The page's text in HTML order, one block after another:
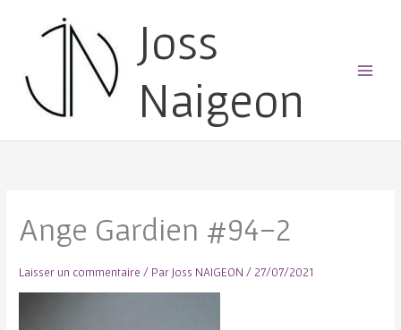
Joss
Naigeon
Ange Gardien #94-2
Laisser un commentaire / Par Joss NAIGEON / 27/07/2021